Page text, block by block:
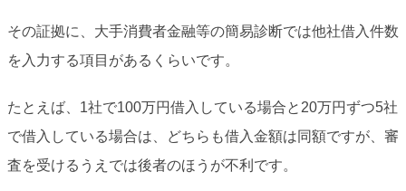
その証拠に、大手消費者金融等の簡易診断では他社借入件数
を入力する項目があるくらいです。
たとえば、1社で100万円借入している場合と20万円ずつ5社
で借入している場合は、どちらも借入金額は同額ですが、審
査を受けるうえでは後者のほうが不利です。